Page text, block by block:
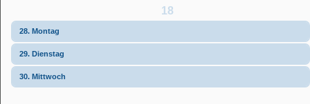
18
28. Montag
29. Dienstag
30. Mittwoch